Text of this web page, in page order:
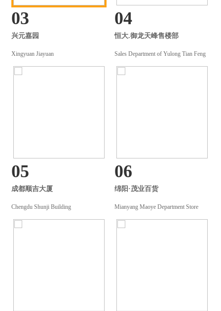
03
兴元嘉园
Xingyuan Jiayuan
04
恒大.御龙天峰售楼部
Sales Department of Yulong Tian Feng
05
成都顺吉大厦
Chengdu Shunji Building
06
绵阳·茂业百货
Mianyang Maoye Department Store